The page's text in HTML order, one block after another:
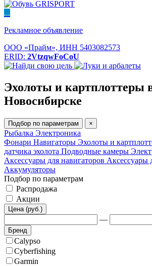
...
Рекламное объявление
ООО «Прайм», ИНН 5403082573
ERID: 2VtzqwFoCoU
Эхолоты и картплоттеры
Новосибирске
Подбор по параметрам ×
Рыбалка Электроника
Фонари Навигаторы Эхолоты и
датчика эхолота Подводные камеры
Аксессуары для навигаторов Аксессуары
Аккумуляторы
Подбор по параметрам
Распродажа
Акции
Цена (руб.)
—
Бренд
Calypso
Cyberfishing
Garmin